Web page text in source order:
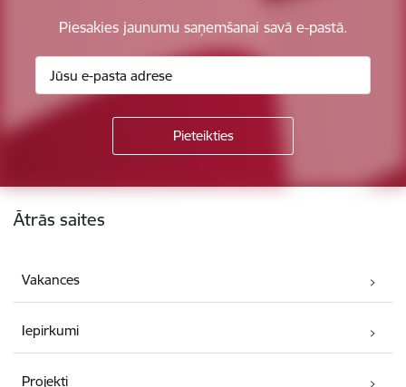
Piesakies jaunumu saņemšanai savā e-pastā.
Kājene
Ātrās saites
Vakances
Iepirkumi
Projekti